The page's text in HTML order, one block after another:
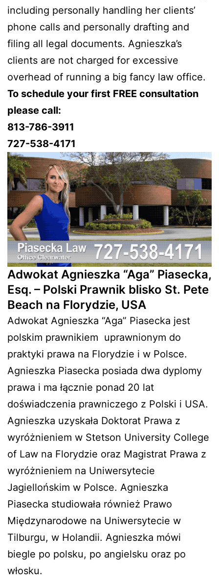
including personally handling her clients’
phone calls and personally drafting and
filing all legal documents. Agnieszka’s
clients are not charged for excessive
overhead of running a big fancy law office.
To schedule your first FREE consultation
please call:
813-786-3911
727-538-4171
Adwokat Agnieszka “Aga” Piasecka,
Esq. – Polski Prawnik blisko St. Pete
Beach na Florydzie, USA
Adwokat Agnieszka “Aga” Piasecka jest
polskim prawnikiem uprawnionym do
praktyki prawa na Florydzie i w Polsce.
Agnieszka Piasecka posiada dwa dyplomy
prawa i ma łącznie ponad 20 lat
doświadczenia prawniczego z Polski i USA.
Agnieszka uzyskała Doktorat Prawa z
wyróżnieniem w Stetson University College
of Law na Florydzie oraz Magistrat Prawa z
wyróżnieniem na Uniwersytecie
Jagiellońskim w Polsce. Agnieszka
Piasecka studiowała również Prawo
Międzynarodowe na Uniwersytecie w
Tilburgu, w Holandii. Agnieszka mówi
biegle po polsku, po angielsku oraz po
włosku.